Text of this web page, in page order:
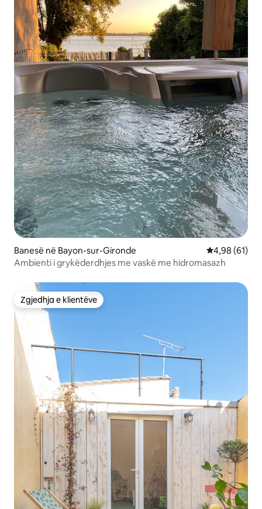
Banesë në Bayon-sur-Gironde Vlerësimi
4,98 (61)
Ambienti i grykëderdhjes me vaskë me hidromasazh
Zgjedhja e klientëve
Zgjedhja e klientëve